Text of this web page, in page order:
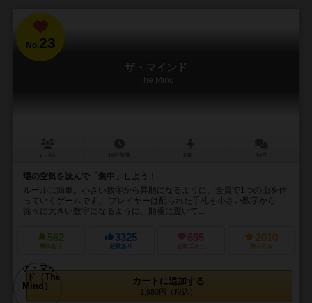
No.23
ザ・マインド
The Mind
場の空気を読んで「集中」しよう！
ルールは簡単。小さい数字から昇順になるように、全員で1つの山を作
っていくゲームです。 プレイヤーは配られた手札を小さい数字から
徐々に大きい数字になるように、順番に置いて...
562
興味あり
3325
経験あり
695
お気に入り
2010
持ってる
カートに追加する
1,980円（税込）